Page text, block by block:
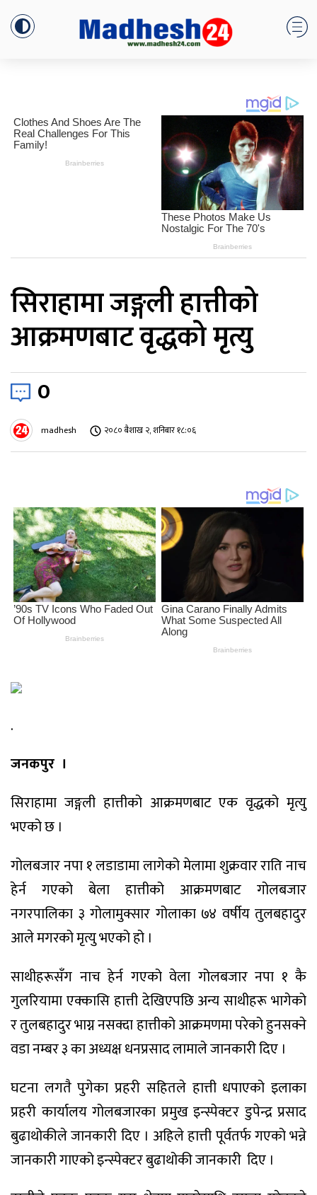
सिराहामा जङ्गली हात्तीको
आक्रमणबाट वृद्धको मृत्यु
0
madhesh २०८० बैशाख २, शनिबार १८:०६
.
जनकपुर ।
सिराहामा जङ्गली हात्तीको आक्रमणबाट एक वृद्धको मृत्यु
भएको छ ।
गोलबजार नपा १ लडाडामा लागेको मेलामा शुक्रवार राति नाच
हेर्न गएको बेला हात्तीको आक्रमणबाट गोलबजार
नगरपालिका ३ गोलामुक्सार गोलाका ७४ वर्षीय तुलबहादुर
आले मगरको मृत्यु भएको हो ।
साथीहरूसँग नाच हेर्न गएको वेला गोलबजार नपा १ कै
गुलरियामा एक्कासि हात्ती देखिएपछि अन्य साथीहरू भागेको
र तुलबहादुर भाग्न नसक्दा हात्तीको आक्रमणमा परेको हुनसक्ने
वडा नम्बर ३ का अध्यक्ष धनप्रसाद लामाले जानकारी दिए ।
घटना लगतै पुगेका प्रहरी सहितले हात्ती धपाएको इलाका
प्रहरी कार्यालय गोलबजारका प्रमुख इन्स्पेक्टर डुपेन्द्र प्रसाद
बुढाथोकीले जानकारी दिए । अहिले हात्ती पूर्वतर्फ गएको भन्ने
जानकारी गाएको इन्स्पेक्टर बुढाथोकी जानकारी दिए ।